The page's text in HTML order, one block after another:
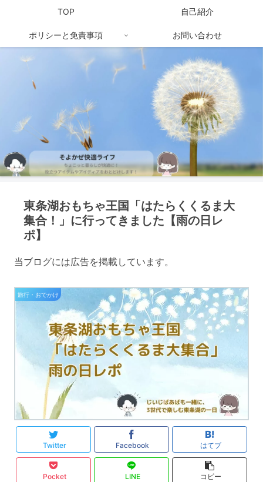
TOP 自己紹介
ポリシーと免責事項 お問い合わせ
東条湖おもちゃ王国「はたらくくるま大
集合！」に行ってきました【雨の日レ
ポ】
当ブログには広告を掲載しています。
旅行・おでかけ
Twitter Facebook はてブ
Pocket LINE コピー